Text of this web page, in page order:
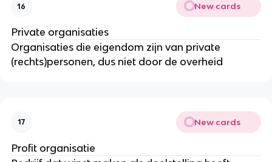
16 New cards
Private organisaties
Organisaties die eigendom zijn van private
(rechts)personen, dus niet door de overheid
17 New cards
Profit organisatie